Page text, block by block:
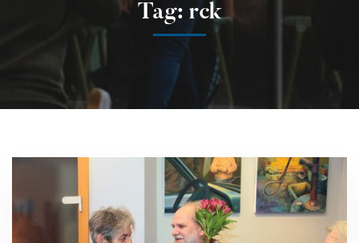
Tag: rck